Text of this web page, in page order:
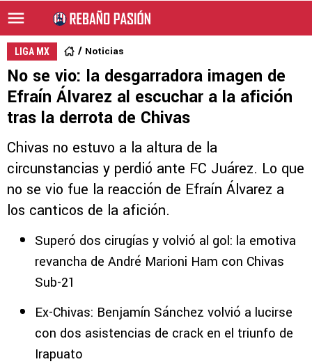
LIGA MX Noticias
No se vio: la desgarradora imagen de
Efraín Álvarez al escuchar a la afición
tras la derrota de Chivas
Chivas no estuvo a la altura de la
circunstancias y perdió ante FC Juárez. Lo que
no se vio fue la reacción de Efraín Álvarez a
los canticos de la afición.
Superó dos cirugías y volvió al gol: la emotiva
revancha de André Marioni Ham con Chivas
Sub-21
Ex-Chivas: Benjamín Sánchez volvió a lucirse
con dos asistencias de crack en el triunfo de
Irapuato